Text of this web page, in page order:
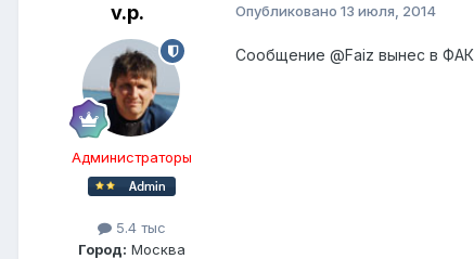
v.p.
Администраторы
5.4 тыс
Город: Москва
Опубликовано 13 июля, 2014
Сообщение @Faiz вынес в ФАК